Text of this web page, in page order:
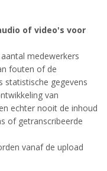
of video's voor
medewerkers
fouten of de
statistische gegevens
van
echter nooit de inhoud
of getranscribeerde
vanaf de upload